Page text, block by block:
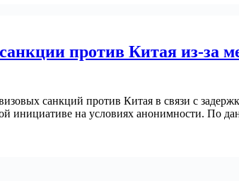
против Китая из-за
санкций против Китая в связи с
инициативе на условиях анонимности.